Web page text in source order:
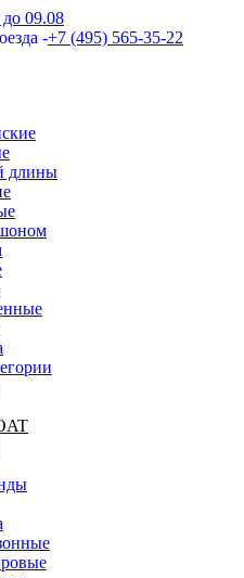
09.08
-+7 (495) 565-35-22
длины